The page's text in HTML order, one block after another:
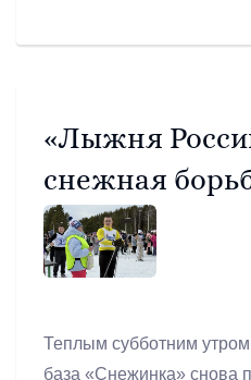
«Лыжня
снежная
Теплым субботним
база «Снежинка» снова